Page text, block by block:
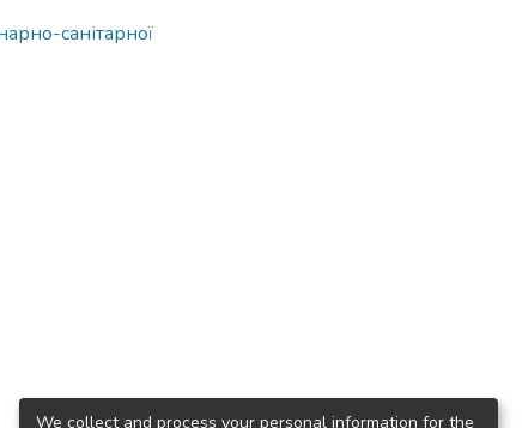
санітарної
We collect and process your personal information for the